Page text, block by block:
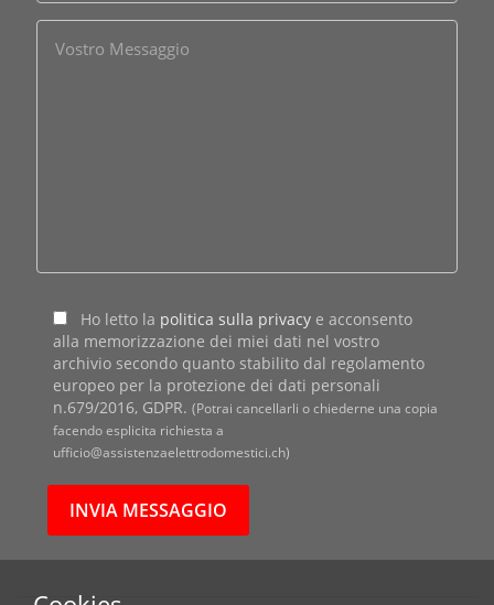
Ho letto la politica sulla privacy e acconsento
alla memorizzazione dei miei dati nel vostro
archivio secondo quanto stabilito dal regolamento
europeo per la protezione dei dati personali
n.679/2016, GDPR. (Potrai cancellarli o chiederne una copia
facendo esplicita richiesta a
ufficio@assistenzaelettrodomestici.ch)